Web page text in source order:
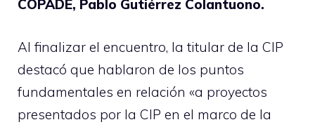
COPADE, Pablo Gutiérrez Colantuono.
Al finalizar el encuentro, la titular de la CIP
destacó que hablaron de los puntos
fundamentales en relación «a proyectos
presentados por la CIP en el marco de la